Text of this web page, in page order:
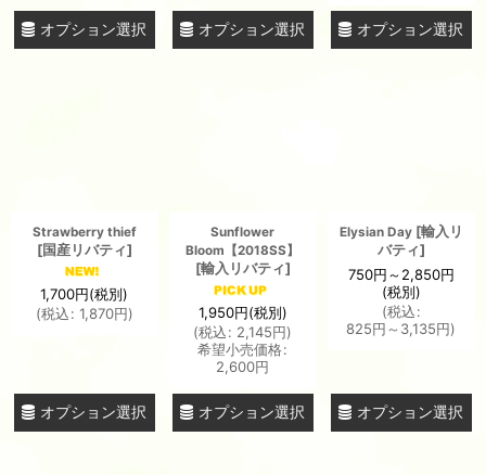
オプション選択 オプション選択 オプション選択
Strawberry thief
[国産リバティ]
1,700円(税別)
(税込: 1,870円)
オプション選択
Sunflower
Bloom【2018SS】
[輸入リバティ]
1,950円(税別)
(税込: 2,145円)
希望小売価格:
2,600円
オプション選択
Elysian Day [輸入リ
バティ]
750円～2,850円
(税別)
(税込:
825円 ～3,135円)
オプション選択